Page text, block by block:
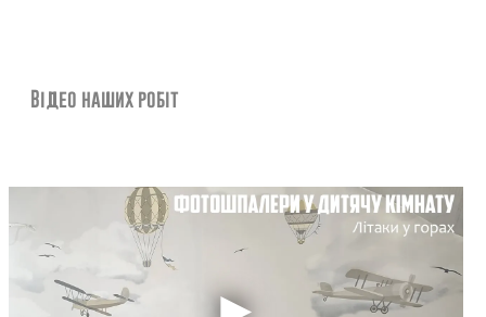
Відео наших робіт